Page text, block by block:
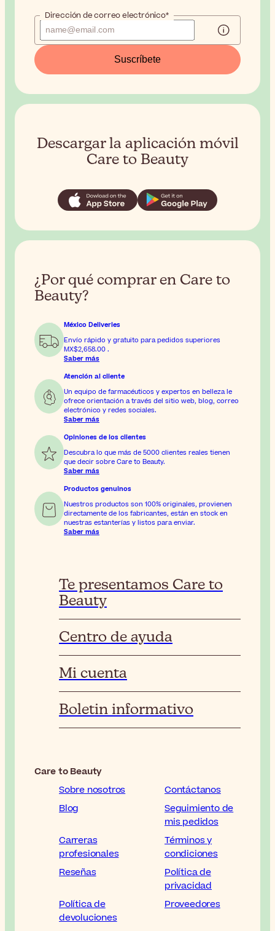
Dirección de correo electrónico*
Suscríbete
Descargar la aplicación móvil
Care to Beauty
¿Por qué comprar en Care to
Beauty?
México Deliveries
Envío rápido y gratuito para pedidos superiores
MX$2,658.00 .
Saber más
Atención al cliente
Un equipo de farmacéuticos y expertos en belleza le
ofrece orientación a través del sitio web, blog, correo
electrónico y redes sociales.
Saber más
Opiniones de los clientes
Descubra lo que más de 5000 clientes reales tienen
que decir sobre Care to Beauty.
Saber más
Productos genuinos
Nuestros productos son 100% originales, provienen
directamente de los fabricantes, están en stock en
nuestras estanterías y listos para enviar.
Saber más
Te presentamos Care to
Beauty
Centro de ayuda
Mi cuenta
Boletin informativo
Care to Beauty
Sobre nosotros
Contáctanos
Blog
Seguimiento de
mis pedidos
Carreras
profesionales
Términos y
condiciones
Reseñas
Política de
privacidad
Política de
devoluciones
Proveedores